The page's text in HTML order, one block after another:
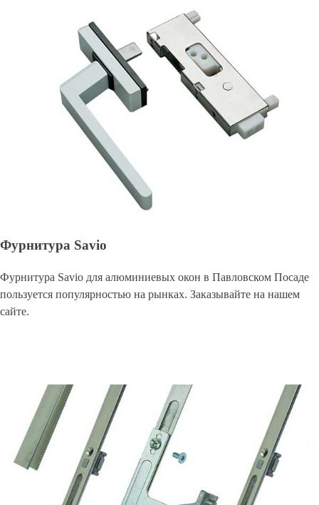
Фурнитура Savio
Фурнитура Savio для алюминиевых окон в Павловском Посаде
пользуется популярностью на рынках. Заказывайте на нашем
сайте.